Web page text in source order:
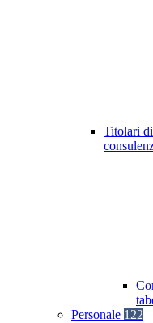
Titolari
Personale 122